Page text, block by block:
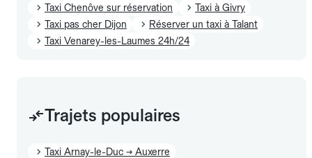
Taxi Chenôve sur réservation
Taxi à Givry
Taxi pas cher Dijon
Réserver un taxi à Talant
Taxi Venarey-les-Laumes 24h/24
Trajets populaires
Taxi Arnay-le-Duc → Auxerre